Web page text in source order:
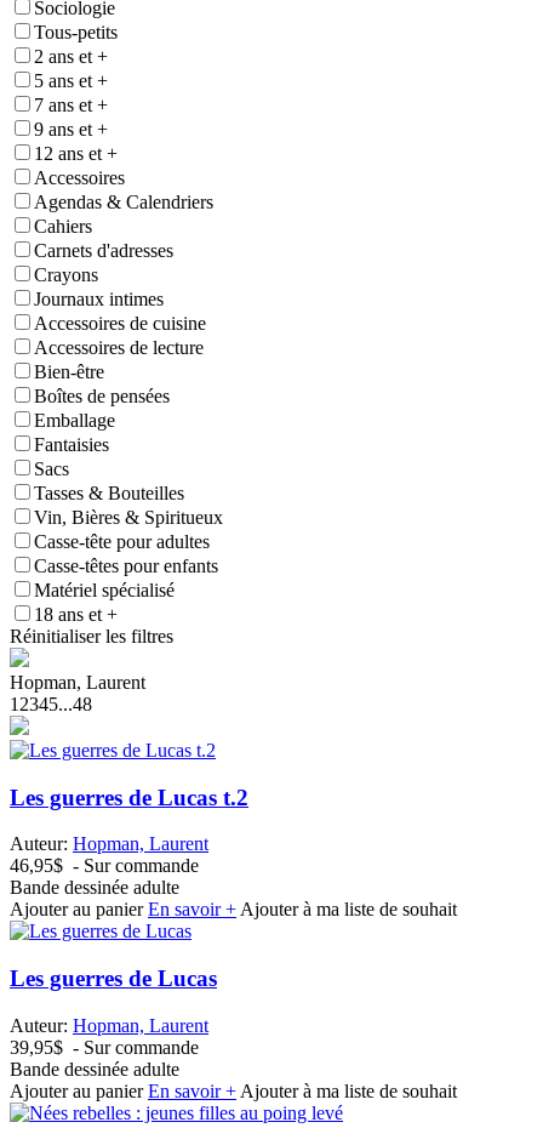
Sociologie
Tous-petits
2 ans et +
5 ans et +
7 ans et +
9 ans et +
12 ans et +
Accessoires
Agendas & Calendriers
Cahiers
Carnets d'adresses
Crayons
Journaux intimes
Accessoires de cuisine
Accessoires de lecture
Bien-être
Boîtes de pensées
Emballage
Fantaisies
Sacs
Tasses & Bouteilles
Vin, Bières & Spiritueux
Casse-tête pour adultes
Casse-têtes pour enfants
Matériel spécialisé
18 ans et +
Réinitialiser les filtres
Hopman, Laurent
1 2345...48
Les guerres de Lucas t.2
Auteur: Hopman, Laurent
46,95$ - Sur commande
Bande dessinée adulte
Ajouter au panier En savoir + Ajouter à ma liste de souhait
Les guerres de Lucas
Auteur: Hopman, Laurent
39,95$ - Sur commande
Bande dessinée adulte
Ajouter au panier En savoir + Ajouter à ma liste de souhait